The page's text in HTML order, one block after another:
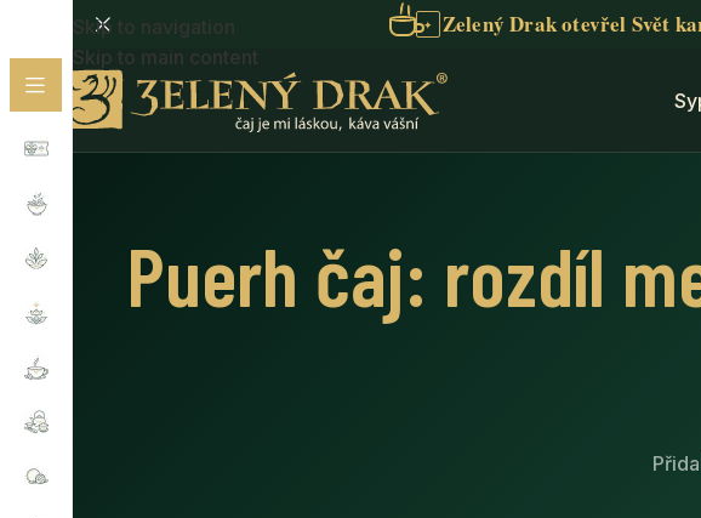
Skip to navigation
Skip to main content
✦ Zelený Drak otevřel Svět
Puerh čaj: rozdíl